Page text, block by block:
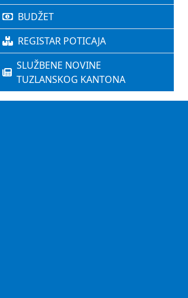
BUDŽET
REGISTAR POTICAJA
SLUŽBENE NOVINE
TUZLANSKOG KANTONA